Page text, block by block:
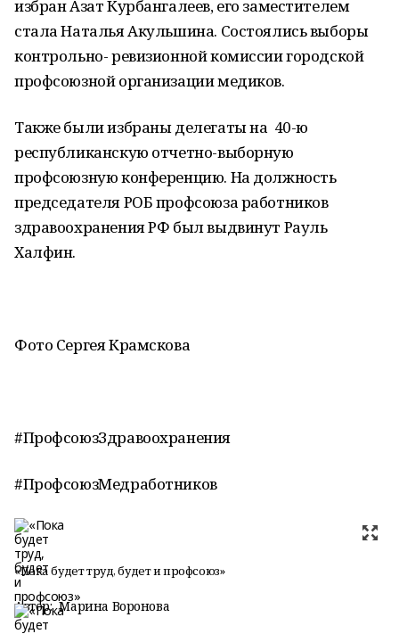
избран Азат Курбангалеев, его заместителем
стала Наталья Акульшина. Состоялись выборы
контрольно- ревизионной комиссии городской
профсоюзной организации медиков.
Также были избраны делегаты на 40-ю
республиканскую отчетно-выборную
профсоюзную конференцию. На должность
председателя РОБ профсоюза работников
здравоохранения РФ был выдвинут Рауль
Халфин.
Фото Сергея Крамскова
#ПрофсоюзЗдравоохранения
#ПрофсоюзМедработников
«Пока будет труд, будет и профсоюз»
Автор: Марина Воронова